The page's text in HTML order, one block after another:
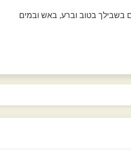
בשבילך בטוב וברע, באש ובמים